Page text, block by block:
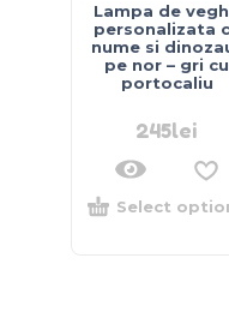
Lampa de
personalizata
nume si
pe nor – gri cu
portocaliu
245lei
Select